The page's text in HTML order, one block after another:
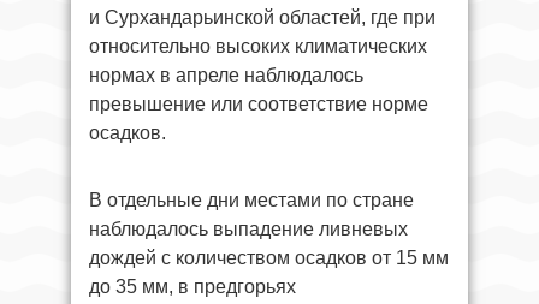
и Сурхандарьинской областей, где при
относительно высоких климатических
нормах в апреле наблюдалось
превышение или соответствие норме
осадков.
В отдельные дни местами по стране
наблюдалось выпадение ливневых
дождей с количеством осадков от 15 мм
до 35 мм, в предгорьях